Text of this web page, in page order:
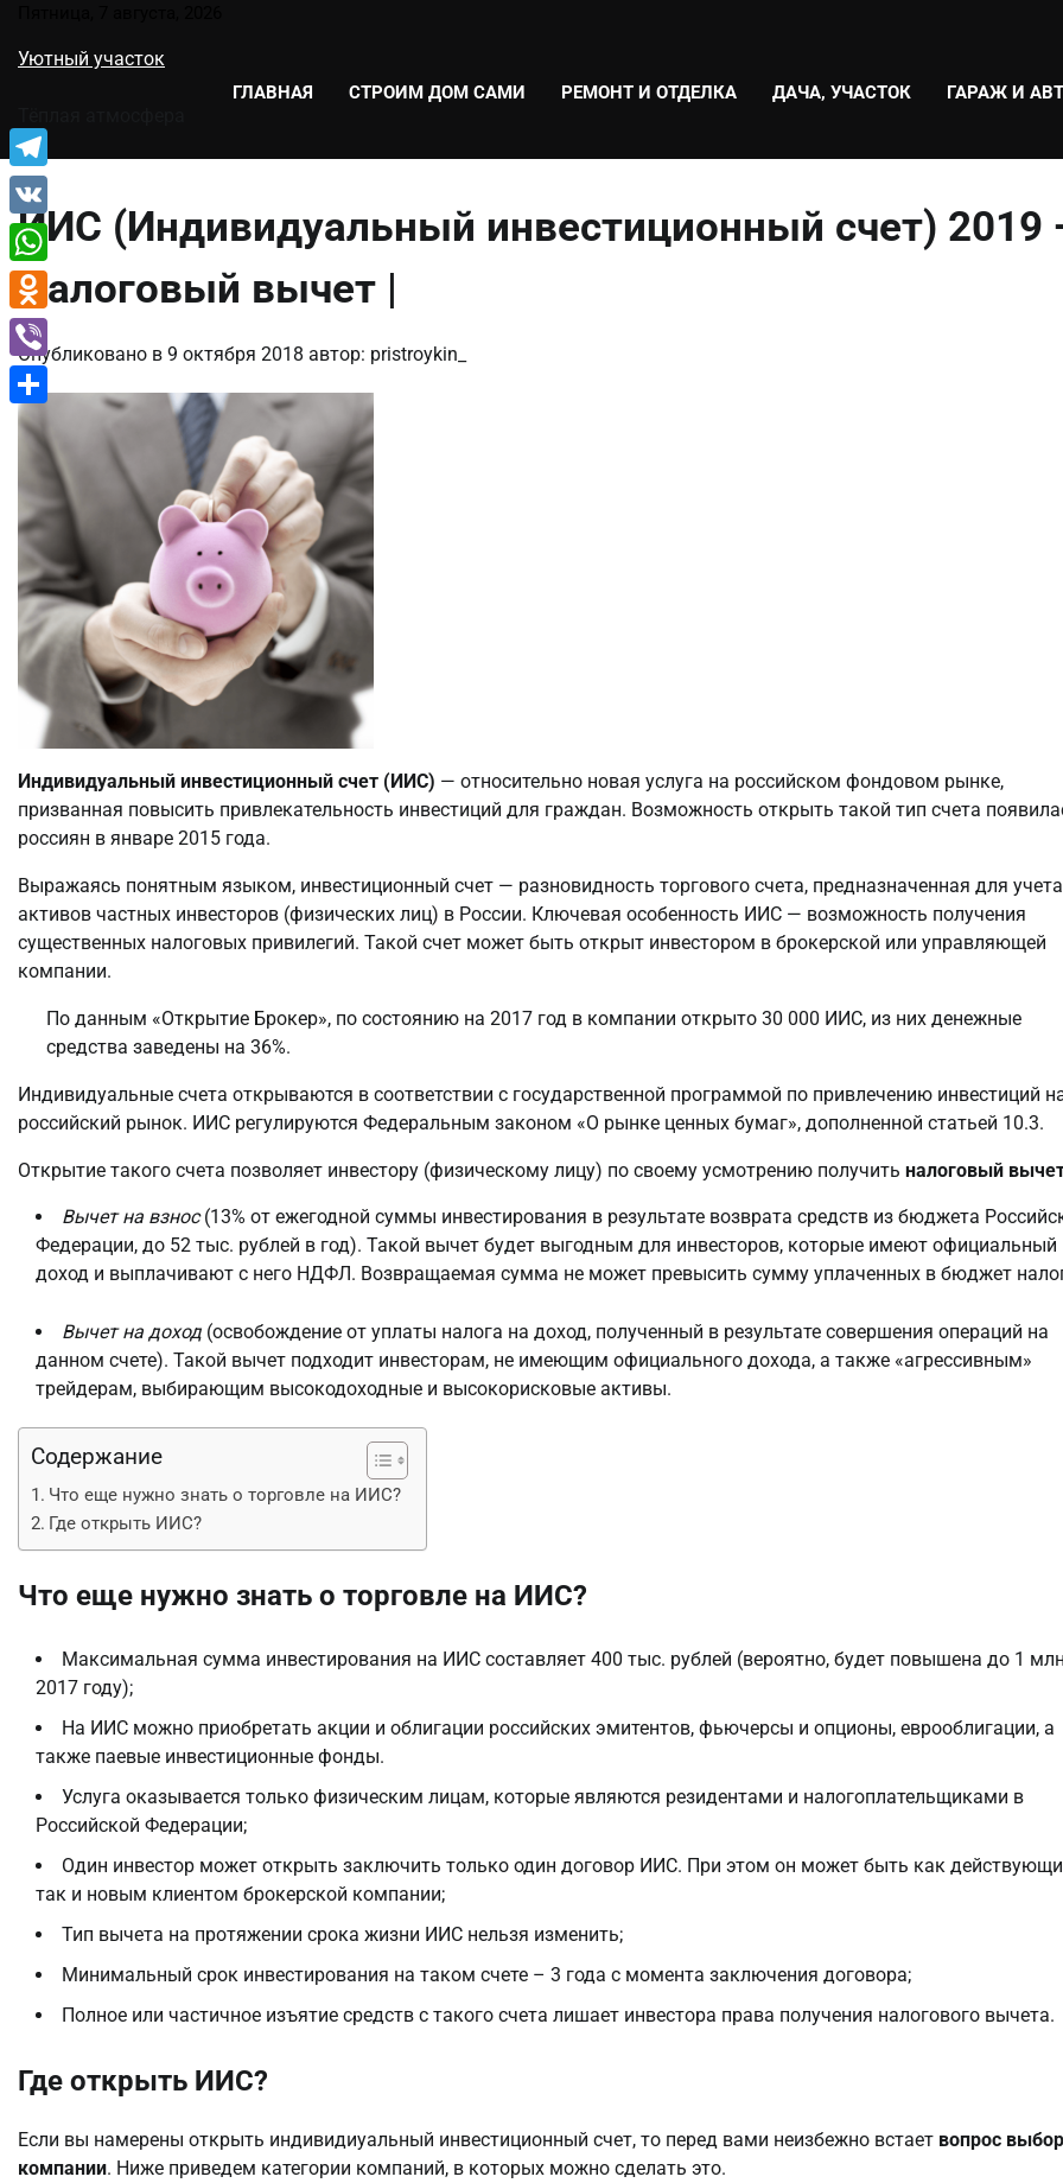
содержимому
Уютный участок
ГЛАВНАЯ СТРОИМ ДОМ САМИ РЕМОНТ И ОТДЕЛКА ДАЧА, УЧАСТОК ГАРАЖ И
ИИС (Индивидуальный инвестиционный счет) 2019
Налоговый вычет |
Опубликовано в 9 октября 2018 автор: pristroykin_
Индивидуальный инвестиционный счет (ИИС) — относительно новая услуга на российском фондовом рынке,
призванная повысить привлекательность инвестиций для граждан. Возможность открыть такой тип счета
россиян в январе 2015 года.
Выражаясь понятным языком, инвестиционный счет — разновидность торгового счета, предназначенная для учета
активов частных инвесторов (физических лиц) в России. Ключевая особенность ИИС — возможность получения
существенных налоговых привилегий. Такой счет может быть открыт инвестором в брокерской или управляющей
компании.
По данным «Открытие Брокер», по состоянию на 2017 год в компании открыто 30 000 ИИС, из них денежные
средства заведены на 36%.
Индивидуальные счета открываются в соответствии с государственной программой по привлечению инвестиций
российский рынок. ИИС регулируются Федеральным законом «О рынке ценных бумаг», дополненной статьей 10.3.
Открытие такого счета позволяет инвестору (физическому лицу) по своему усмотрению получить налоговый
Вычет на взнос(13% от ежегодной суммы инвестирования в результате возврата средств из бюджета
Федерации, до 52 тыс. рублей в год). Такой вычет будет выгодным для инвесторов, которые имеют официальный
доход и выплачивают с него НДФЛ. Возвращаемая сумма не может превысить сумму уплаченных в бюджет
Вычет на доход (освобождение от уплаты налога на доход, полученный в результате совершения операций на
данном счете). Такой вычет подходит инвесторам, не имеющим официального дохода, а также «агрессивным»
трейдерам, выбирающим высокодоходные и высокорисковые активы.
Содержание
Что еще нужно знать о торговле на ИИС?
Где открыть ИИС?
Что еще нужно знать о торговле на ИИС?
Максимальная сумма инвестирования на ИИС составляет 400 тыс. рублей (вероятно, будет повышена до 1
2017 году);
На ИИС можно приобретать акции и облигации российских эмитентов, фьючерсы и опционы, еврооблигации, а
также паевые инвестиционные фонды.
Услуга оказывается только физическим лицам, которые являются резидентами и налогоплательщиками в
Российской Федерации;
Один инвестор может открыть заключить только один договор ИИС. При этом он может быть как
так и новым клиентом брокерской компании;
Тип вычета на протяжении срока жизни ИИС нельзя изменить;
Минимальный срок инвестирования на таком счете – 3 года с момента заключения договора;
Полное или частичное изъятие средств с такого счета лишает инвестора права получения налогового вычета.
Где открыть ИИС?
Если вы намерены открыть индивидиуальный инвестиционный счет, то перед вами неизбежно встает вопрос
компании. Ниже приведем категории компаний, в которых можно сделать это.
Telegram
VK
WhatsApp
Odnoklassniki
Viber
Отправить